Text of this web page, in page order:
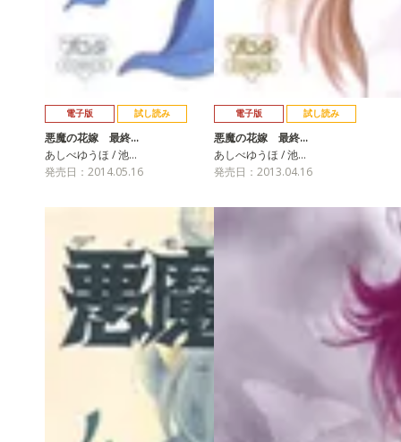
電子版 試し読み
悪魔の花嫁 最終…
あしべゆうほ / 池…
発売日：2014.05.16
電子版 試し読み
悪魔の花嫁 最終…
あしべゆうほ / 池…
発売日：2013.04.16